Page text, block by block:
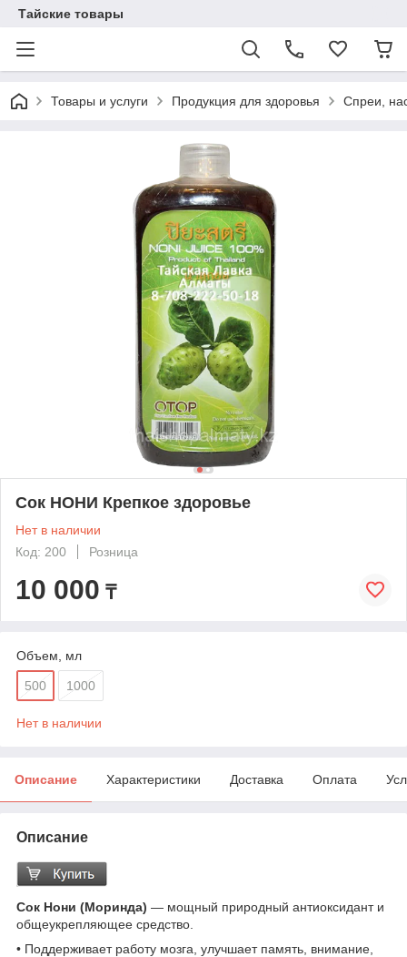
Тайские товары
Товары и услуги Продукция для здоровья Спреи,
Сок НОНИ Крепкое здоровье
Нет в наличии
Код: 200
Розница
10 000 ₸
Объем, мл
500 1000
Нет в наличии
Описание Характеристики Доставка Оплата
Описание
Сок Нони (Моринда) — мощный природный антиоксидант и
общеукрепляющее средство.
• Поддерживает работу мозга, улучшает память, внимание,